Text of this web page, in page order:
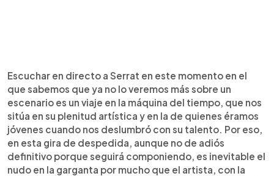
Escuchar en directo a Serrat en este momento en el
que sabemos que ya no lo veremos más sobre un
escenario es un viaje en la máquina del tiempo, que nos
sitúa en su plenitud artística y en la de quienes éramos
jóvenes cuando nos deslumbró con su talento. Por eso,
en esta gira de despedida, aunque no de adiós
definitivo porque seguirá componiendo, es inevitable el
nudo en la garganta por mucho que el artista, con la